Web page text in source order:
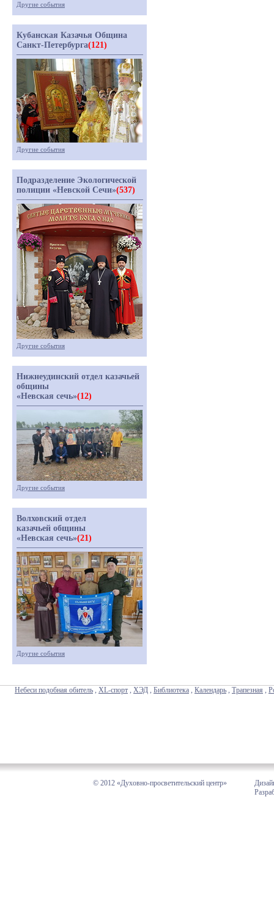
Другие события
Кубанская Казачья Община
Санкт-Петербурга(121)
Другие события
Подразделение Экологической
полиции «Невской Сечи»(537)
Другие события
Нижнеудинский отдел казачьей
общины
«Невская сечь»(12)
Другие события
Волховский отдел
казачьей общины
«Невская сечь»(21)
Другие события
Небеси подобная обитель , XL-спорт , ХЭД , Библиотека , Календарь , Трапезная ,
© 2012 «Духовно-просветительский центр»